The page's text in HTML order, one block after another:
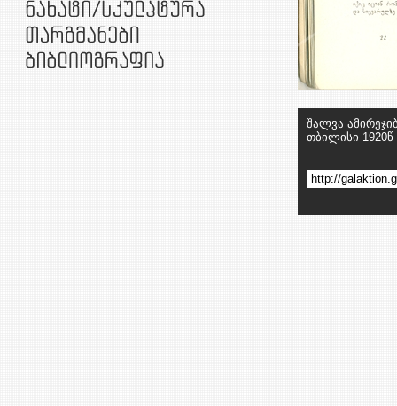
შალვა
თბილისი 1920წ